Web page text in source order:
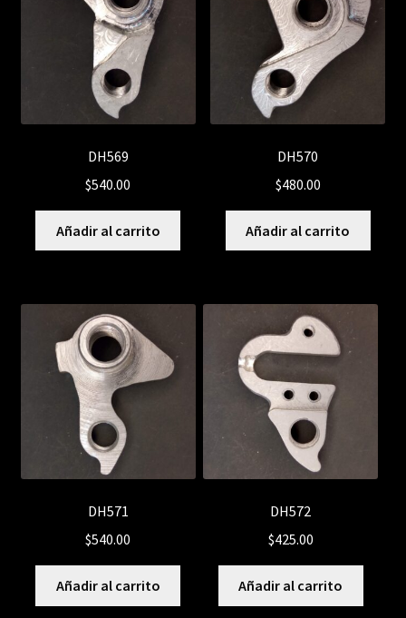
DH569
$540.00
Añadir al carrito
DH570
$480.00
Añadir al carrito
DH571
$540.00
Añadir al carrito
DH572
$425.00
Añadir al carrito